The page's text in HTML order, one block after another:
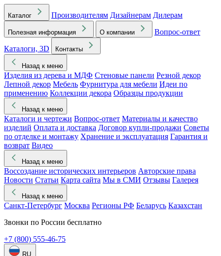
Каталог Производителям Дизайнерам Дилерам
Полезная информация О компании
Вопрос-ответ
Каталоги, 3D
Контакты
Назад к меню
Изделия из дерева и МДФ Стеновые панели Резной декор
Лепной декор Мебель Фурнитура для мебели Идеи по
применению Коллекции декора Образцы продукции
Назад к меню
Каталоги и чертежи Вопрос-ответ Материалы и качество
изделий Оплата и доставка Договор купли-продажи Советы
по отделке и монтажу Хранение и эксплуатация Гарантия и
возврат Видео
Назад к меню
Воссоздание исторических интерьеров Авторские права
Новости Статьи Карта сайта Мы в СМИ Отзывы Галерея
Назад к меню
Санкт-Петербург Москва Регионы РФ Беларусь Казахстан
Звонки по России бесплатно
+7 (800) 555-46-75
RU